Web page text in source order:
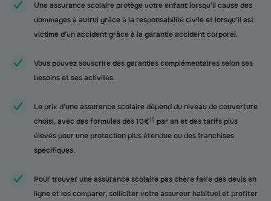
Une assurance scolaire protège votre enfant lorsqu’il cause des
dommages à autrui grâce à la responsabilité civile et lorsqu’il est
victime d’un accident grâce à la garantie accident corporel.
Vous pouvez souscrire des garanties complémentaires selon ses
besoins et ses activités.
Le prix d’une assurance scolaire dépend du niveau de couverture
choisi, avec des formules dès 10€(1) par an et des tarifs plus
élevés pour une protection plus étendue ou des franchises
spécifiques.
Pour trouver une assurance scolaire pas chère faire des devis en
ligne et les comparer, solliciter votre assureur habituel et profiter